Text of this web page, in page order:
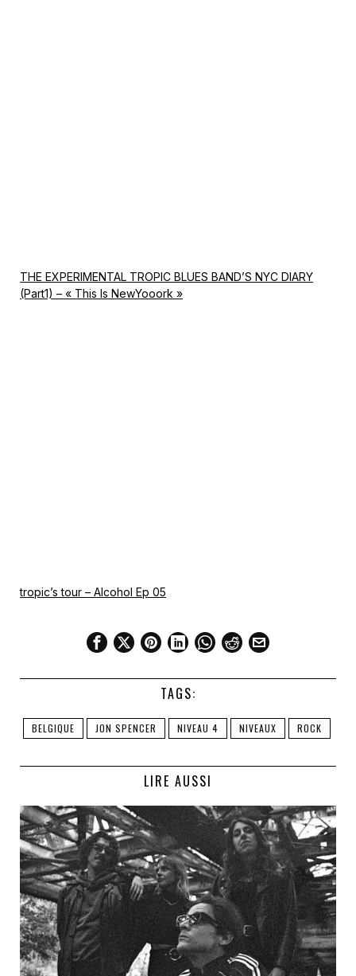
THE EXPERIMENTAL TROPIC BLUES BAND’S NYC DIARY
(Part1) – « This Is NewYooork »
tropic’s tour – Alcohol Ep 05
TAGS:
BELGIQUE JON SPENCER NIVEAU 4 NIVEAUX ROCK
LIRE AUSSI